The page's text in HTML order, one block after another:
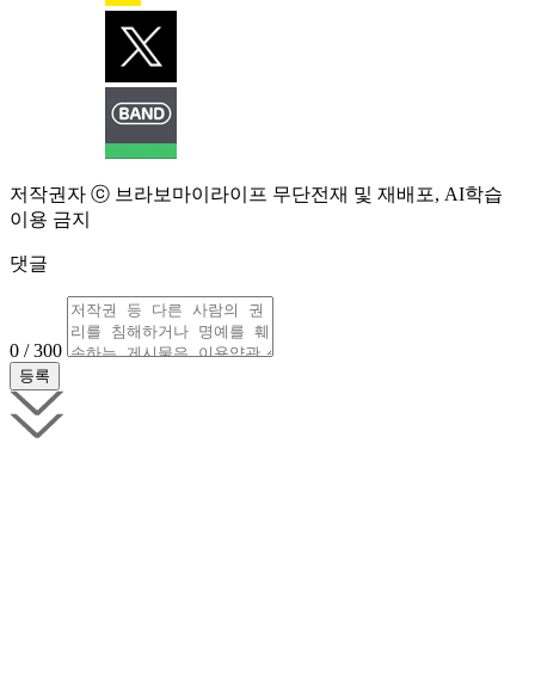
저작권자 ⓒ 브라보마이라이프 무단전재 및 재배포, AI학습
이용 금지
댓글
0 / 300